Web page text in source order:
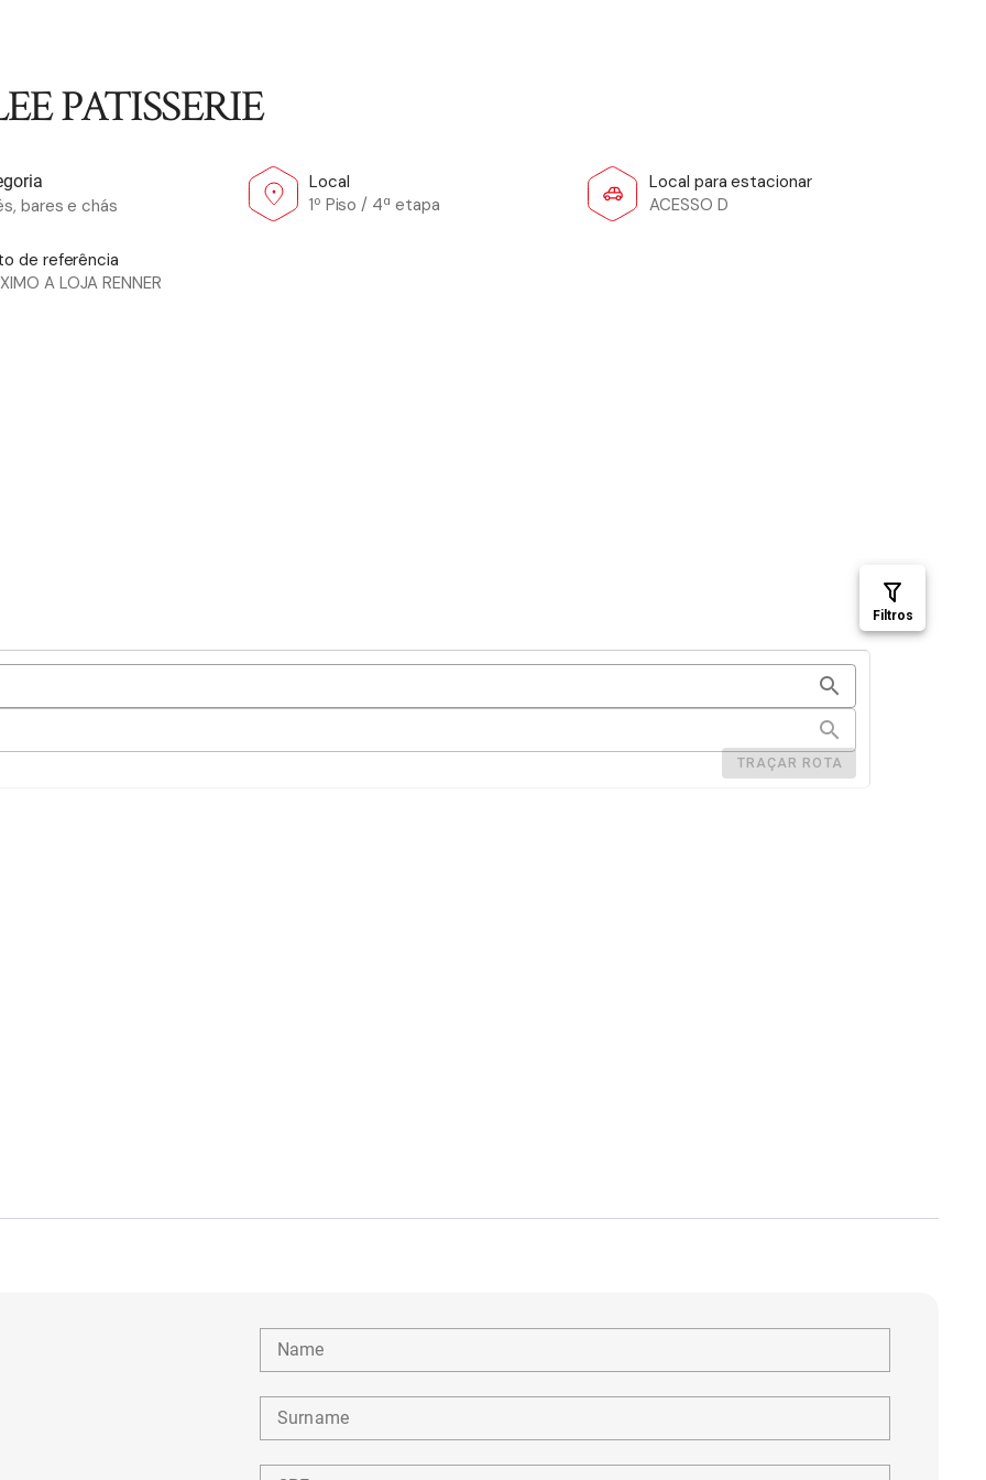
PATISSERIE
bares e chás
Local
1º Piso / 4ª etapa
Local para estacionar
ACESSO D
de referência
A LOJA RENNER
Name
Surname